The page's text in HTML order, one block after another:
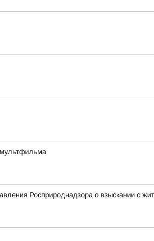
мультфильма
Росприроднадзора о взыскании с